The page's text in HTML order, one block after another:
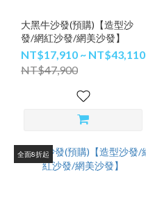
大黑牛沙發(預購)【造型沙
發/網紅沙發/網美沙發】
NT$17,910 ~ NT$43,110
NT$47,900
全面8折起